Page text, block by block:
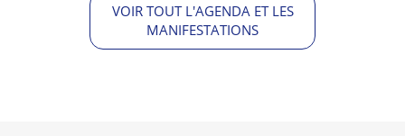
VOIR TOUT L'AGENDA ET LES
MANIFESTATIONS